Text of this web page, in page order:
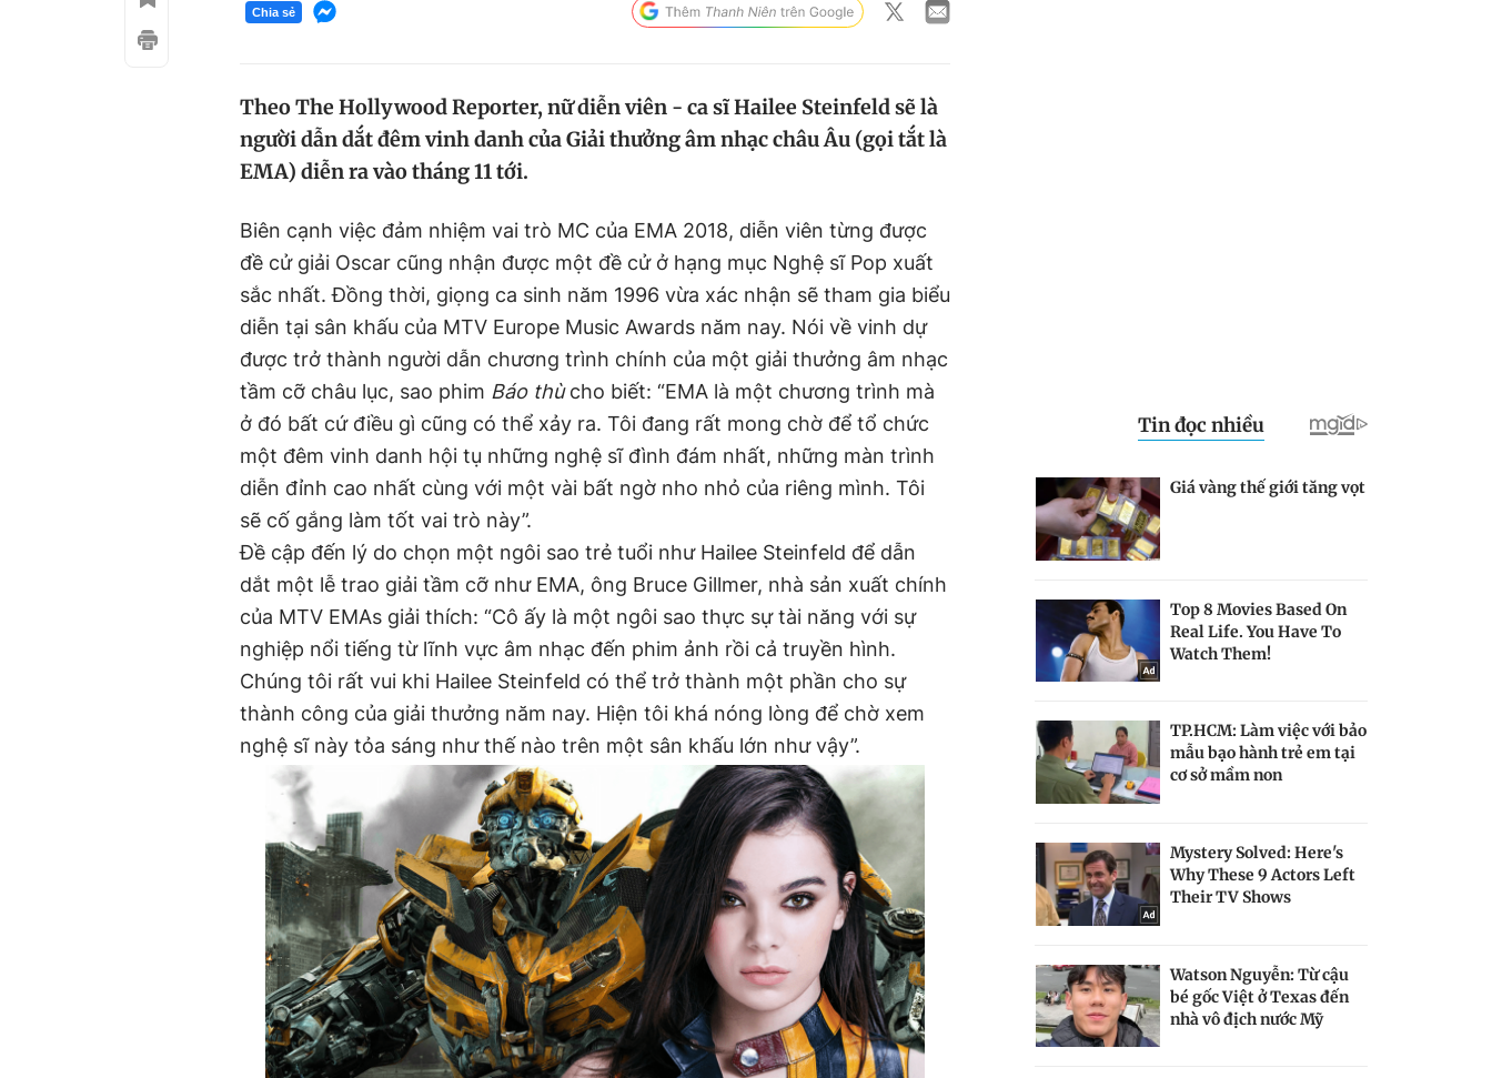
Chia sẻ
Theo The Hollywood Reporter, nữ diễn viên - ca sĩ Hailee Steinfeld sẽ là
người dẫn dắt đêm vinh danh của Giải thưởng âm nhạc châu Âu (gọi tắt là
EMA) diễn ra vào tháng 11 tới.
Biên cạnh việc đảm nhiệm vai trò MC của EMA 2018, diễn viên từng được
đề cử giải Oscar cũng nhận được một đề cử ở hạng mục Nghệ sĩ Pop xuất
sắc nhất. Đồng thời, giọng ca sinh năm 1996 vừa xác nhận sẽ tham gia biểu
diễn tại sân khấu của MTV Europe Music Awards năm nay. Nói về vinh dự
được trở thành người dẫn chương trình chính của một giải thưởng âm nhạc
tầm cỡ châu lục, sao phim Báo thùcho biết: “EMA là một chương trình mà
ở đó bất cứ điều gì cũng có thể xảy ra. Tôi đang rất mong chờ để tổ chức
một đêm vinh danh hội tụ những nghệ sĩ đình đám nhất, những màn trình
diễn đỉnh cao nhất cùng với một vài bất ngờ nho nhỏ của riêng mình. Tôi
sẽ cố gắng làm tốt vai trò này”.
Đề cập đến lý do chọn một ngôi sao trẻ tuổi như Hailee Steinfeld để dẫn
dắt một lễ trao giải tầm cỡ như EMA, ông Bruce Gillmer, nhà sản xuất chính
của MTV EMAs giải thích: “Cô ấy là một ngôi sao thực sự tài năng với sự
nghiệp nổi tiếng từ lĩnh vực âm nhạc đến phim ảnh rồi cả truyền hình.
Chúng tôi rất vui khi Hailee Steinfeld có thể trở thành một phần cho sự
thành công của giải thưởng năm nay. Hiện tôi khá nóng lòng để chờ xem
nghệ sĩ này tỏa sáng như thế nào trên một sân khấu lớn như vậy”.